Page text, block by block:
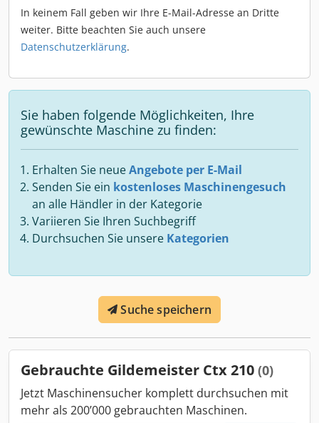
In keinem Fall geben wir Ihre E-Mail-Adresse an Dritte
weiter. Bitte beachten Sie auch unsere
Datenschutzerklärung.
Sie haben folgende Möglichkeiten, Ihre
gewünschte Maschine zu finden:
Erhalten Sie neueAngebote per E-Mail
Senden Sie ein kostenloses Maschinengesuch
an alle Händler in der Kategorie
Variieren Sie Ihren Suchbegriff
Durchsuchen Sie unsere Kategorien
Suche speichern
Gebrauchte Gildemeister Ctx 210 (0)
Jetzt Maschinensucher komplett durchsuchen mit
mehr als 200’000 gebrauchten Maschinen.